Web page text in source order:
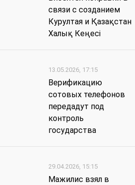
связи с созданием
Курултая и Қазақстан
Халық Кеңесі
13.05.2026, 17:15
Верификацию
сотовых телефонов
передадут под
контроль
государства
29.04.2026, 15:15
Мажилис взял в